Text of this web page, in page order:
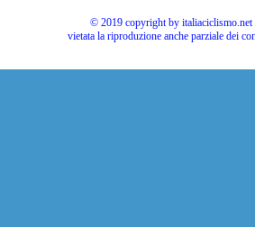
© 2019 copyright by
vietata la riproduzione anche parziale dei